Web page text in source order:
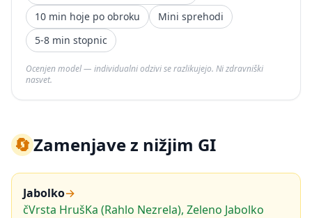
10 min hoje po obroku
Mini sprehodi
5-8 min stopnic
Ocenjen model — individualni odzivi se razlikujejo. Ni zdravniški
nasvet.
🔄Zamenjave z nižjim GI
Jabolko→
čVrsta HrušKa (Rahlo Nezrela), Zeleno Jabolko